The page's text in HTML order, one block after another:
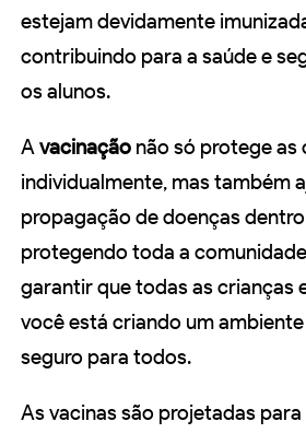
estejam devidamente
contribuindo para a saúde e
os alunos.
Avacinação não só protege as
individualmente, mas também
propagação de doenças
protegendo toda a
garantir que todas as crianças
você está criando um
seguro para todos.
As vacinas são projetadas